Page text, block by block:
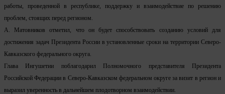
работы, проведенной в республике, поддержку и взаимодействие по решению
проблем, стоящих перед регионом.
А. Матовников отметил, что он будет способствовать созданию условий для
достижения задач Президента России в установленные сроки на территории Северо-
Кавказского федерального округа.
Глава Ингушетии поблагодарил Полномочного представителя Президента
Российской Федерации в Северо-Кавказском федеральном округе за визит в регион и
выразил уверенность в дальнейшем плодотворном взаимодействии.